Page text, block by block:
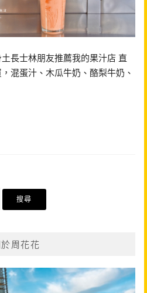
長士林朋友推薦我的果汁店 直
混蛋汁、木瓜牛奶、酪梨牛奶、
周花花